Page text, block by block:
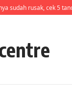
cek 5 tandanya